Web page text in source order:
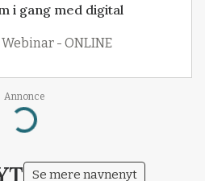
i gang med digital
Webinar - ONLINE
Annonce
Loading...
Se mere navnenyt